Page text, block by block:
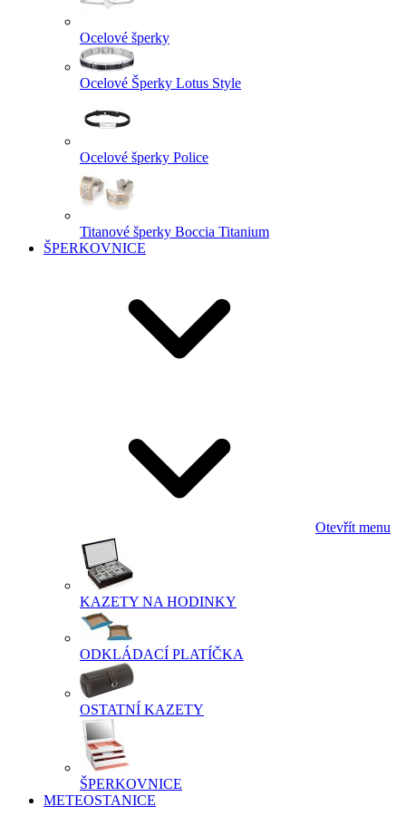
Ocelové šperky
Ocelové Šperky Lotus Style
Ocelové šperky Police
Titanové šperky Boccia Titanium
ŠPERKOVNICE
Otevřít menu
KAZETY NA HODINKY
ODKLÁDACÍ PLATÍČKA
OSTATNÍ KAZETY
ŠPERKOVNICE
METEOSTANICE